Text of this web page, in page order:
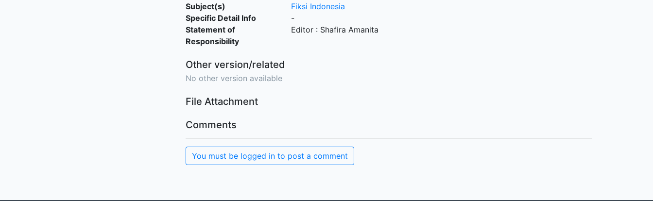
Subject(s)
Fiksi Indonesia
Specific Detail Info
-
Statement of
Responsibility
Editor : Shafira Amanita
Other version/related
No other version available
File Attachment
Comments
You must be logged in to post a comment